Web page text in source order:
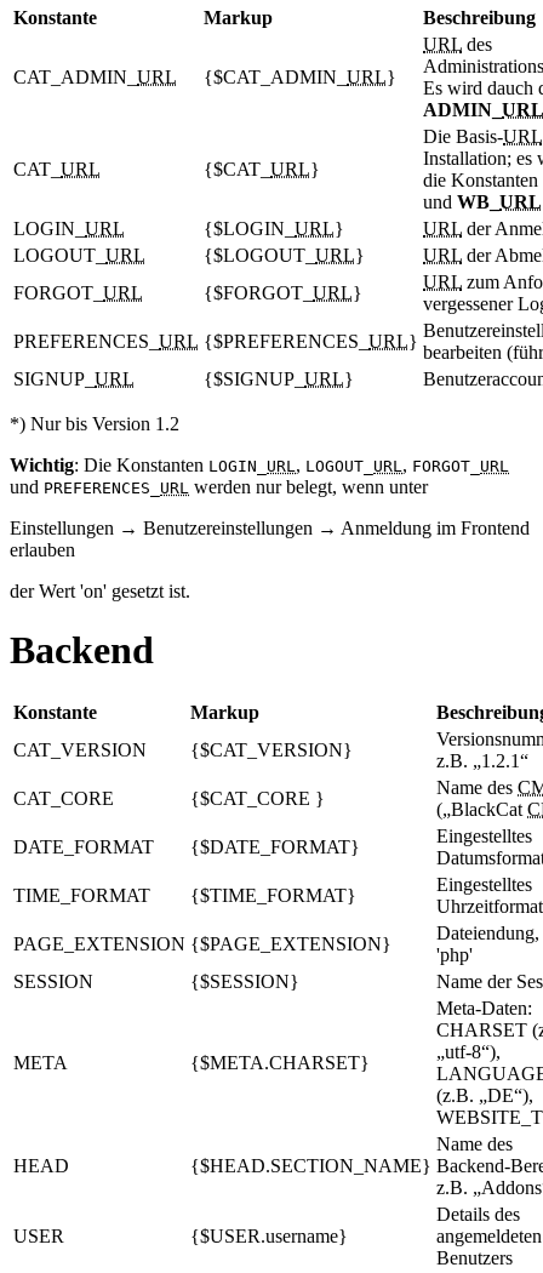
Konstante Markup Beschreibung
CAT_ADMIN_ URL {$CAT_ADMIN_ URL}
URL des
Es wird dauch
ADMIN_ URL
CAT_ URL {$CAT_ URL}
Die Basis-URL
Installation; es
die Konstanten
und WB_ URL
LOGIN_ URL {$LOGIN_ URL} URL der
LOGOUT_ URL {$LOGOUT_ URL} URL der
FORGOT_ URL {$FORGOT_ URL}
URL zum
vergessener
PREFERENCES_ URL {$PREFERENCES_ URL}
bearbeiten
SIGNUP_ URL {$SIGNUP_ URL}
*) Nur bis Version 1.2
Wichtig: Die Konstanten LOGIN_ URL , LOGOUT_ URL , FORGOT_ URL
und PREFERENCES_ URL werden nur belegt, wenn unter
Einstellungen → Benutzereinstellungen → Anmeldung im Frontend
erlauben
der Wert 'on' gesetzt ist.
Backend
Konstante Markup
CAT_VERSION
{$CAT_VERSION}
z.B. „1.2.1“
CAT_CORE
{$CAT_CORE }
Name des
(„BlackCat
DATE_FORMAT
{$DATE_FORMAT}
Eingestelltes
TIME_FORMAT
{$TIME_FORMAT}
Eingestelltes
Uhrzeitformat
PAGE_EXTENSION {$PAGE_EXTENSION}
'php'
SESSION
{$SESSION} Name der
META {$META.CHARSET}
Meta-Daten:
CHARSET
„utf-8“),
(z.B. „DE“),
HEAD {$HEAD.SECTION_NAME}
Name des
Backend-
z.B.
USER {$USER.username}
Details des
angemeldeten
Benutzers